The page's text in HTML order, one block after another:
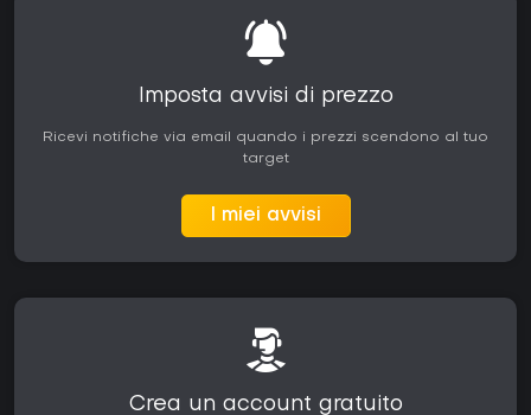
Imposta avvisi di prezzo
Ricevi notifiche via email quando i prezzi scendono al tuo
target
I miei avvisi
Crea un account gratuito